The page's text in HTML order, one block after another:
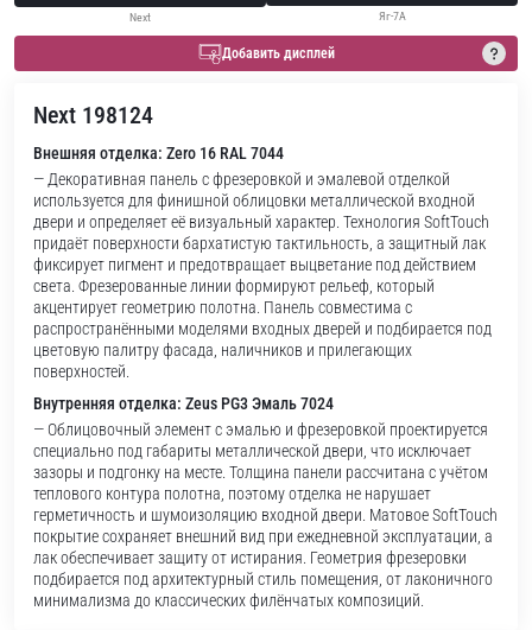
Next Яг-7А
Добавить дисплей
Next 198124
Внешняя отделка: Zero 16 RAL 7044
— Декоративная панель с фрезеровкой и эмалевой отделкой
используется для финишной облицовки металлической входной
двери и определяет её визуальный характер. Технология SoftTouch
придаёт поверхности бархатистую тактильность, а защитный лак
фиксирует пигмент и предотвращает выцветание под действием
света. Фрезерованные линии формируют рельеф, который
акцентирует геометрию полотна. Панель совместима с
распространёнными моделями входных дверей и подбирается под
цветовую палитру фасада, наличников и прилегающих
поверхностей.
Внутренняя отделка: Zeus PG3 Эмаль 7024
— Облицовочный элемент с эмалью и фрезеровкой проектируется
специально под габариты металлической двери, что исключает
зазоры и подгонку на месте. Толщина панели рассчитана с учётом
теплового контура полотна, поэтому отделка не нарушает
герметичность и шумоизоляцию входной двери. Матовое SoftTouch
покрытие сохраняет внешний вид при ежедневной эксплуатации, а
лак обеспечивает защиту от истирания. Геометрия фрезеровки
подбирается под архитектурный стиль помещения, от лаконичного
минимализма до классических филёнчатых композиций.